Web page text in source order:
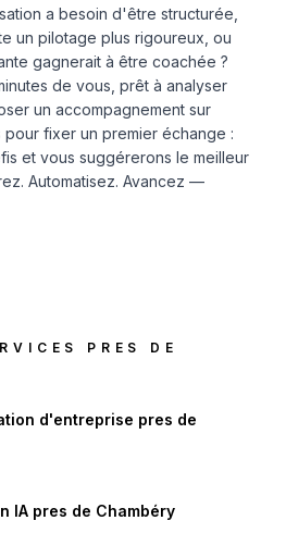
a besoin d'être structurée,
un pilotage plus rigoureux, ou
gagnerait à être coachée ?
de vous, prêt à analyser
un accompagnement sur
pour fixer un premier échange :
et vous suggérerons le meilleur
Automatisez. Avancez —
PRES DE
d'entreprise pres de
IA pres de Chambéry